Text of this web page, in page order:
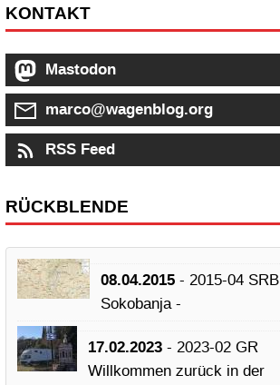
KONTAKT
Mastodon
marco@wagenblog.org
RSS Feed
RÜCKBLENDE
08.04.2015- 2015-04 SRB
Sokobanja -
17.02.2023- 2023-02 GR
Willkommen zurück in der